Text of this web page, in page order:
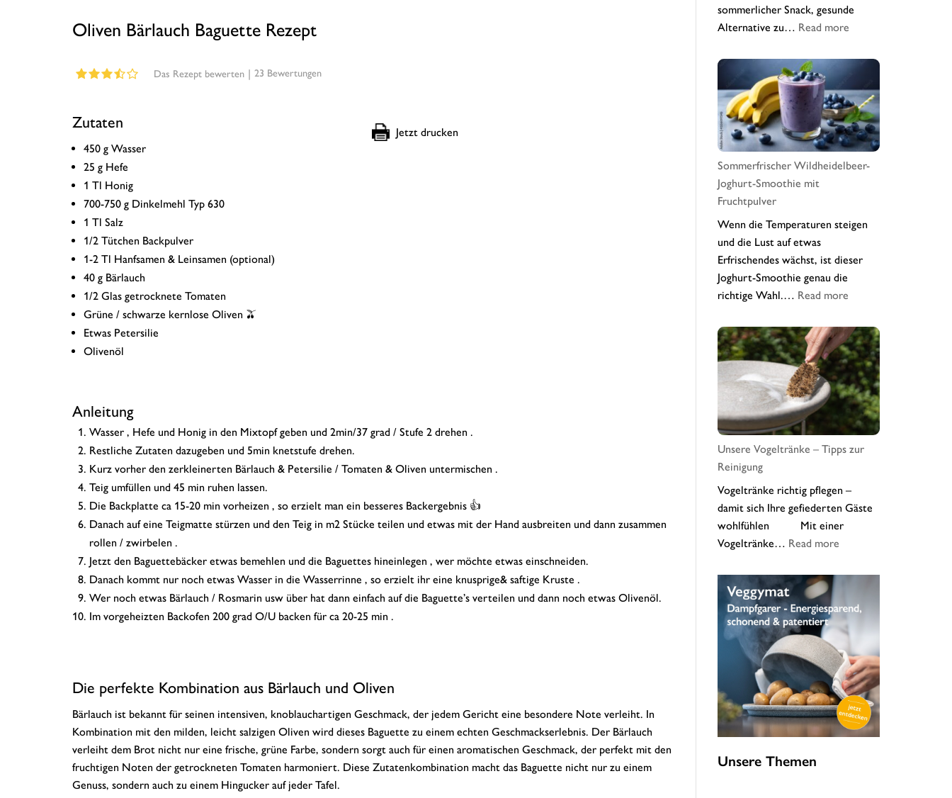
Oliven Bärlauch Baguette Rezept
Das Rezept bewerten | 23 Bewertungen
Zutaten
450 g Wasser
25 g Hefe
1 Tl Honig
700-750 g Dinkelmehl Typ 630
1 Tl Salz
1/2 Tütchen Backpulver
1-2 Tl Hanfsamen & Leinsamen (optional)
40 g Bärlauch
1/2 Glas getrocknete Tomaten
Grüne / schwarze kernlose Oliven 🫒
Etwas Petersilie
Olivenöl
Anleitung
Wasser , Hefe und Honig in den Mixtopf geben und 2min/37 grad / Stufe 2 drehen .
Restliche Zutaten dazugeben und 5min knetstufe drehen.
Kurz vorher den zerkleinerten Bärlauch & Petersilie / Tomaten & Oliven untermischen .
Teig umfüllen und 45 min ruhen lassen.
Die Backplatte ca 15-20 min vorheizen , so erzielt man ein besseres Backergebnis 👍
Danach auf eine Teigmatte stürzen und den Teig in m2 Stücke teilen und etwas mit der Hand ausbreiten und dann zusammen
rollen / zwirbelen .
Jetzt den Baguettebäcker etwas bemehlen und die Baguettes hineinlegen , wer möchte etwas einschneiden.
Danach kommt nur noch etwas Wasser in die Wasserrinne , so erzielt ihr eine knusprige& saftige Kruste .
Wer noch etwas Bärlauch / Rosmarin usw über hat dann einfach auf die Baguette’s verteilen und dann noch etwas Olivenöl.
Im vorgeheizten Backofen 200 grad O/U backen für ca 20-25 min .
Die perfekte Kombination aus Bärlauch und Oliven
Bärlauch ist bekannt für seinen intensiven, knoblauchartigen Geschmack, der jedem Gericht eine besondere Note verleiht. In
Kombination mit den milden, leicht salzigen Oliven wird dieses Baguette zu einem echten Geschmackserlebnis. Der Bärlauch
verleiht dem Brot nicht nur eine frische, grüne Farbe, sondern sorgt auch für einen aromatischen Geschmack, der perfekt mit den
fruchtigen Noten der getrockneten Tomaten harmoniert. Diese Zutatenkombination macht das Baguette nicht nur zu einem
Genuss, sondern auch zu einem Hingucker auf jeder Tafel.
sommerlicher Snack, gesunde
Alternative zu… Read more:
Frozen-
Joghurt
Sommerfrischer Wildheidelbeer-
Joghurt-Smoothie mit
Fruchtpulver
Wenn die Temperaturen steigen
und die Lust auf etwas
Erfrischendes wächst, ist dieser
Joghurt-Smoothie genau die
richtige Wahl.… Read more:
Wildheidelbeer-
Joghurt-
Smoothie
mit
Fruchtpulver
Unsere Vogeltränke – Tipps zur
Reinigung
Vogeltränke richtig pflegen –
damit sich Ihre gefiederten Gäste
wohlfühlen Mit einer
Vogeltränke… Read more:
Vogeltränke
Tipps
zur
Reinigung
Unsere Themen